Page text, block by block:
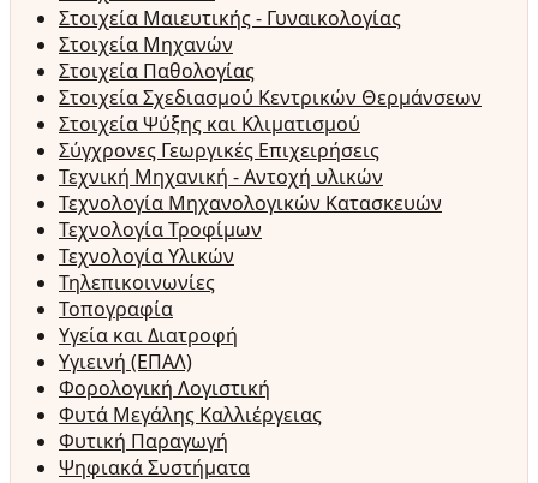
Στοιχεία Μαιευτικής - Γυναικολογίας
Στοιχεία Μηχανών
Στοιχεία Παθολογίας
Στοιχεία Σχεδιασμού Κεντρικών Θερμάνσεων
Στοιχεία Ψύξης και Κλιματισμού
Σύγχρονες Γεωργικές Επιχειρήσεις
Τεχνική Μηχανική - Αντοχή υλικών
Τεχνολογία Μηχανολογικών Κατασκευών
Τεχνολογία Τροφίμων
Τεχνολογία Υλικών
Τηλεπικοινωνίες
Τοπογραφία
Υγεία και Διατροφή
Υγιεινή (ΕΠΑΛ)
Φορολογική Λογιστική
Φυτά Μεγάλης Καλλιέργειας
Φυτική Παραγωγή
Ψηφιακά Συστήματα